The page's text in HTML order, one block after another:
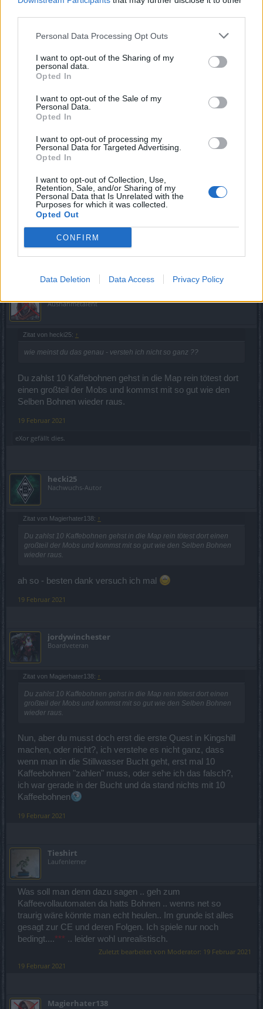
Personal Data Processing Opt Outs
I want to opt-out of the Sharing of my
personal data.
Opted In
I want to opt-out of the Sale of my
Personal Data.
Opted In
I want to opt-out of processing my
Personal Data for Targeted Advertising.
Opted In
I want to opt-out of Collection, Use,
Retention, Sale, and/or Sharing of my
Personal Data that Is Unrelated with the
Purposes for which it was collected.
Opted Out
CONFIRM
Data Deletion Data Access Privacy Policy
jordywinchester
Boardveteran
Nacht, ich gehe jetzt erst mal eine rauchen und lasse mir
das ganze nochmal durch den Kopf rieseln
gefällt dies.
hecki25
Nachwuchs-Autor
Zitat von Magierhater138: ↑
wenn du 10 Bohnen gesammelt hast kommst du immer wenn du
wenn du Stillwasserbucht cleanst mit mehr raus als du bezahlt hast.
wie meinst du das genau - versteh ich nicht so ganz ??
19 Februar 2021
Ausnahmetalent
Zitat von hecki25: ↑
wie meinst du das genau - versteh ich nicht so ganz ??
Du zahlst 10 Kaffebohnen gehst in die Map rein tötest dort
einen großteil der Mobs und kommst mit so gut wie den
Selben Bohnen wieder raus.
19 Februar 2021
eXor gefällt dies.
hecki25
Nachwuchs-Autor
Zitat von Magierhater138: ↑
Du zahlst 10 Kaffebohnen gehst in die Map rein tötest dort einen
großteil der Mobs und kommst mit so gut wie den Selben Bohnen
wieder raus.
ah so - besten dank versuch ich mal
19 Februar 2021
jordywinchester
Boardveteran
Zitat von Magierhater138: ↑
Du zahlst 10 Kaffebohnen gehst in die Map rein tötest dort einen
großteil der Mobs und kommst mit so gut wie den Selben Bohnen
wieder raus.
Nun, aber du musst doch erst die erste Quest in Kingshill
machen, oder nicht?, ich verstehe es nicht ganz, dass
wenn man in die Stillwasser Bucht geht, erst mal 10
Kaffeebohnen "zahlen" muss, oder sehe ich das falsch?,
ich war gerade in der Bucht und da stand nichts mit 10
Kaffeebohnen
19 Februar 2021
Tieshirt
Laufenlerner
Was soll man denn dazu sagen .. geh zum
Kaffeevollautomaten da hatts Bohnen .. wenns net so
traurig wäre könnte man echt heulen.. Im grunde ist alles
gesagt zur CE und deren Folgen. Ich spiele nur noch
bedingt....*** .. leider wohl unrealistisch.
Zuletzt bearbeitet von Moderator: 19 Februar 2021
19 Februar 2021
Magierhater138